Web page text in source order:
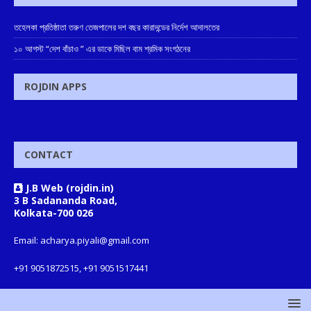
তহেলকা প্রতিষ্ঠাতা তরুণ তেজপালের দশ বছর কারাদন্ডের নির্দেশ আদালতের
১০ আগস্ট “দেশ বাঁচাও ” এর ডাকে মিছিল বাম শ্রমিক সংগঠনের
ROJDIN APPS
CONTACT
J.B Web (rojdin.in)
3 B Sadananda Road,
Kolkata-700 026
Email: acharya.piyali@gmail.com
+91 9051872515, +91 9051517441